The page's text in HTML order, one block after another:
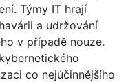
Týmy IT hrají
a udržování
v případě nouze.
co nejúčinnějšího